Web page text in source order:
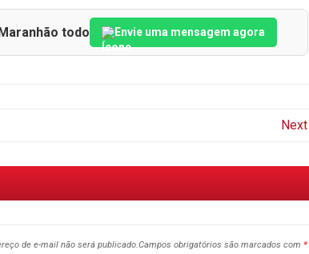
todo Envie uma mensagem agora
Next
de e-mail não será publicado.Campos obrigatórios são marcados com *